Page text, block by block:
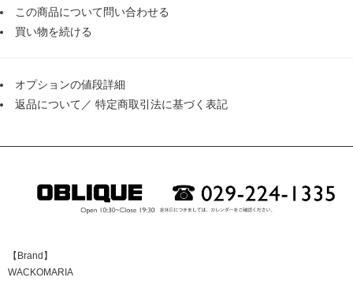
この商品について問い合わせる
買い物を続ける
オプションの値段詳細
返品について ／ 特定商取引法に基づく表記
【Brand】
WACKOMARIA